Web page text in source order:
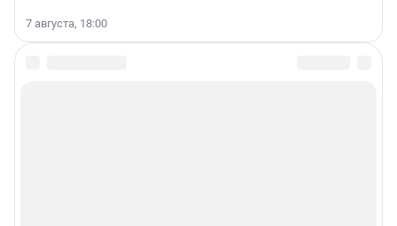
7 августа, 18:00